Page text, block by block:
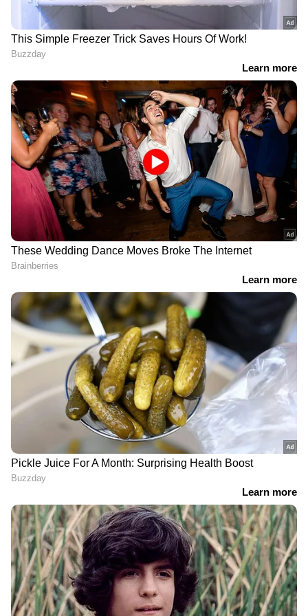
Related Articles
'എന്നെ സുടാപ്പിയാക്കിക്കോ, ജയിൽ
ആണുങ്ങൾക്കുള്ളത്'; വിമർശനങ്ങൾക്ക്
കയാദു ലോഹർ ഒന്ന് വെള്ളം കുടിച്ചതാ..;
'ഇവൾക്ക് ലുക്കേ ഉള്ളൂ, സിവിക്
സെൻസില്ലെ'ന്ന് കമന്റുകൾ ! വിമർശനം
'രോഗം സാരമായി
ബാധിച്ചെന്ന് മെഡിക്കൽ
റിപ്പോർട്ട്, രേണു വേദനയും
ഭയവും
ഉള്ളിലൊതുക്കുന്നു';
അസുഖവിവരം പറഞ്ഞ്
ഫിറോസ്
'2000, 3000 എന്നൊക്കെ
പറയുന്നു, കുരുക്കിൽ
പെട്ട് കിടക്കുകയാണ്,
ശ്രദ്ധ വേണം';
മുന്നറിയിപ്പുമായി ആര്യ
ബഡായി
'ഒരു അസുഖവുമില്ല,
ഇതൊക്കെ ചുമ്മാ
പ്രൊമോഷന് വേണ്ടി';
പരിഹസിക്കുന്നവരോട്
ശ്രീക്കുട്ടിക്ക് പറയാനുള്ളത്
'അങ്ങേയ്ക്കുണ്ടായ
വിഷമത്തിന്..'; ബിഷപ്പ്
നോബിൾ ഫിലിപ്പിനോട്
മാപ്പ് പറഞ്ഞ് രേണു സുധി
LATEST VIDEOS